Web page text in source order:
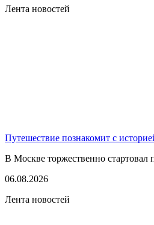
Лента новостей
Путешествие познакомит с
В Москве торжественно
06.08.2026
Лента новостей